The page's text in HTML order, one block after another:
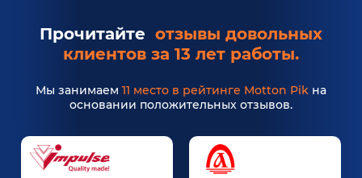
Прочитайте отзывы довольных
клиентов за 13 лет работы.
Мы занимаем 11 место в рейтинге Motton Pik на
основании положительных отзывов.